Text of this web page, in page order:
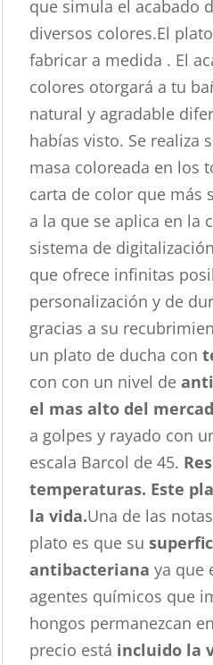
que simula el acabado
diversos colores.El
fabricar a medida . El
colores otorgará a tu
natural y agradable
habías visto. Se realiza
masa coloreada en los
carta de color que más
a la que se aplica en la
sistema de
que ofrece infinitas
personalización y de
gracias a su
un plato de ducha con
con con un nivel de
el mas alto del
a golpes y rayado con
escala Barcol de 45.
temperaturas. Este
la vida.Una de las
plato es que su
antibacterianaya que
agentes químicos que
hongos permanezcan
precio está incluido la